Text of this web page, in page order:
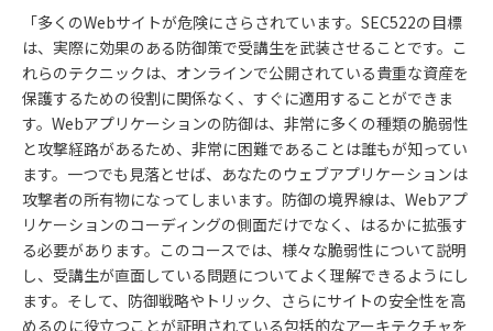
「多くのWebサイトが危険にさらされています。 SEC522の目標
は、実際に効果のある防御策で受講生を武装させることです。こ
れらのテクニックは、オンラインで公開されている貴重な資産を
保護するための役割に関係なく、すぐに適用することができま
す。 Webアプリケーションの防御は、非常に多くの種類の脆弱性
と攻撃経路があるため、非常に困難であることは誰もが知ってい
ます。一つでも見落とせば、あなたのウェブアプリケーションは
攻撃者の所有物になってしまいます。防御の境界線は、 Webアプ
リケーションのコーディングの側面だけでなく、はるかに拡張す
る必要があります。このコースでは、様々な脆弱性について説明
し、受講生が直面している問題についてよく理解できるようにし
ます。そして、防御戦略やトリック、さらにサイトの安全性を高
めるのに役立つことが証明されている包括的なアーキテクチャを